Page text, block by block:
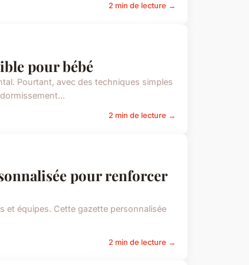
2 min de lecture →
pour bébé
Pourtant, avec des techniques simples
2 min de lecture →
pour renforcer
et équipes. Cette gazette personnalisée
2 min de lecture →